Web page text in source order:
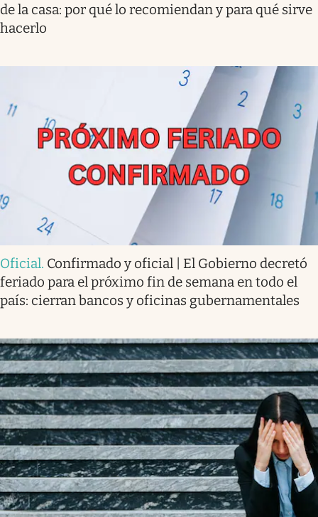
de la casa: por qué lo recomiendan y para qué sirve
hacerlo
Oficial. Confirmado y oficial | El Gobierno decretó
feriado para el próximo fin de semana en todo el
país: cierran bancos y oficinas gubernamentales